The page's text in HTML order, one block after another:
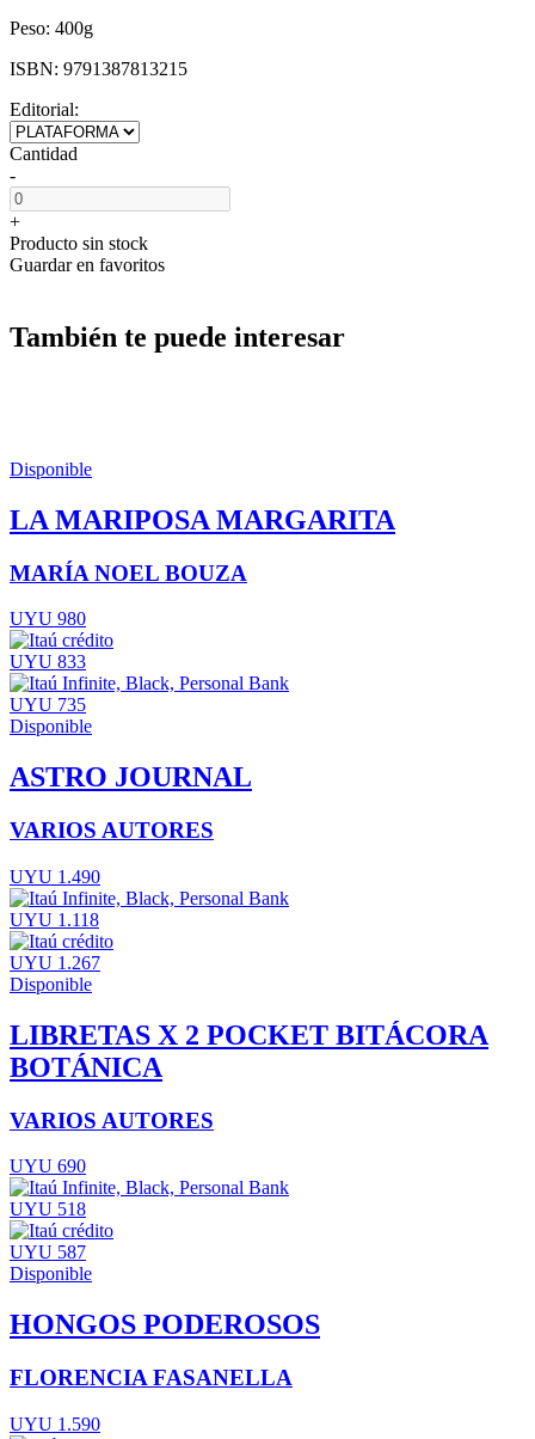
Peso: 400g
ISBN: 9791387813215
Editorial:
Cantidad
-
+
Producto sin stock
Guardar en favoritos
También te puede interesar
Disponible
LA MARIPOSA MARGARITA
MARÍA NOEL BOUZA
UYU 980
UYU 833
UYU 735
Disponible
ASTRO JOURNAL
VARIOS AUTORES
UYU 1.490
UYU 1.118
UYU 1.267
Disponible
LIBRETAS X 2 POCKET BITÁCORA
BOTÁNICA
VARIOS AUTORES
UYU 690
UYU 518
UYU 587
Disponible
HONGOS PODEROSOS
FLORENCIA FASANELLA
UYU 1.590